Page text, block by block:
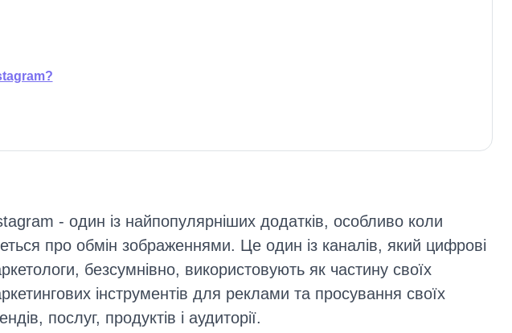
- один із найпопулярніших додатків, особливо коли
про обмін зображеннями. Це один із каналів, який цифрові
безсумнівно, використовують як частину своїх
інструментів для реклами та просування своїх
послуг, продуктів і аудиторії.